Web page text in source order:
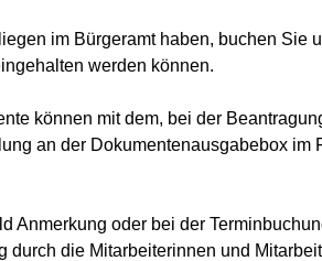
im Bürgeramt haben, buchen Sie
werden können.
können mit dem, bei der
an der Dokumentenausgabebox
Anmerkung oder bei der
die Mitarbeiterinnen und